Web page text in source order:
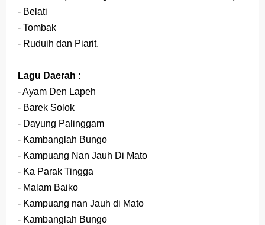
- Belati
- Tombak
- Ruduih dan Piarit.
Lagu Daerah :
- Ayam Den Lapeh
- Barek Solok
- Dayung Palinggam
- Kambanglah Bungo
- Kampuang Nan Jauh Di Mato
- Ka Parak Tingga
- Malam Baiko
- Kampuang nan Jauh di Mato
- Kambanglah Bungo